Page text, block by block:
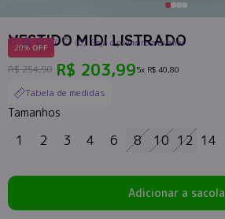
VESTIDO MIDI LISTRADO
(0) Seja o primeiro a avaliar
20% OFF
R$ 254,90 R$ 203,995x R$ 40,80
Tabela de medidas
Tamanhos
1 2 3 4 6 8 10 12 14
Adicionar a sacola